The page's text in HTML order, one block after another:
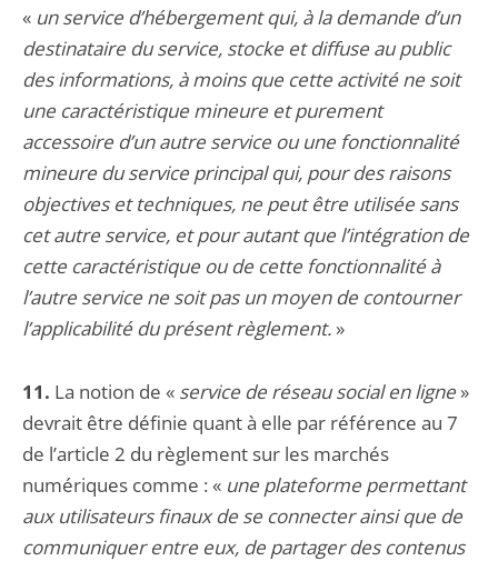
« un service d’hébergement qui, à la demande d’un
destinataire du service, stocke et diffuse au public
des informations, à moins que cette activité ne soit
une caractéristique mineure et purement
accessoire d’un autre service ou une fonctionnalité
mineure du service principal qui, pour des raisons
objectives et techniques, ne peut être utilisée sans
cet autre service, et pour autant que l’intégration de
cette caractéristique ou de cette fonctionnalité à
l’autre service ne soit pas un moyen de contourner
l’applicabilité du présent règlement. »
11. La notion de « service de réseau social en ligne »
devrait être définie quant à elle par référence au 7
de l’article 2 du règlement sur les marchés
numériques comme : « une plateforme permettant
aux utilisateurs finaux de se connecter ainsi que de
communiquer entre eux, de partager des contenus